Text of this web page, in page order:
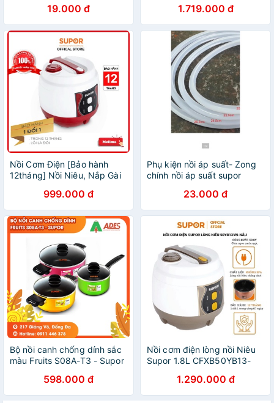
19.000 đ
hành 12 tháng1.719.000 đ
Nồi Cơm Điện [Bảo hành
12tháng] Nồi Niêu, Nắp Gài
Supor CFXB50YB13VN-50
1.8 Lít, Melima
999.000 đ
Phụ kiện nồi áp suất- Zong
chính nồi áp suất supor
23.000 đ
Bộ nồi canh chống dính sắc
màu Fruits S08A-T3 - Supor
598.000 đ
Nồi cơm điện lòng nồi Niêu
Supor 1.8L CFXB50YB13-
hãng bảo hành 12 tháng
1.290.000 đ